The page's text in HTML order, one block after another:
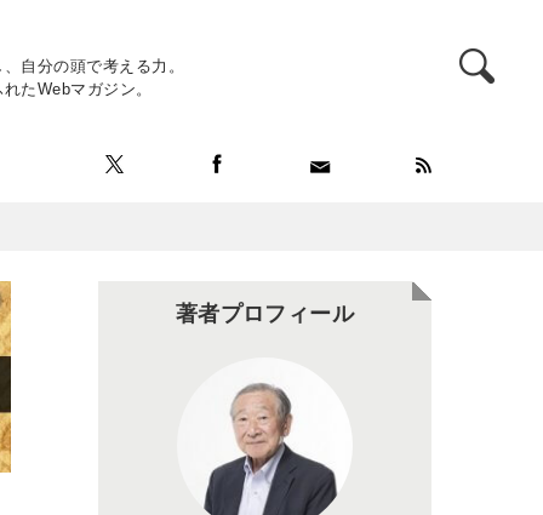
自分の頭で考える力。
たWebマガジン。
著者プロフィール